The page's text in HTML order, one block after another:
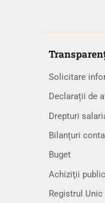
Solicitare
Declarații de
Drepturi
Bilanțuri
Buget
Achiziţii
Registrul